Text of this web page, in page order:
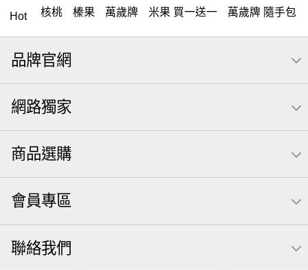
Hot 核桃 榛果 萬歲牌 米果 買一送一 萬歲牌 隨手包
開心果 堅果 可樂果 杏仁小魚 海苔 全聯 零食
無調味堅果 綜合纖果
堅穀力 薯條 全聯 素食 洋芋片 高蛋白 綜合果
栗 椒鹽
起司 南瓜子 萬歲牌; 堅果 荷卡 芋頭
三角壽司海苔
元本山 無調味綜合果 【萬歲牌】每日堅果系列
小魚
買1送1 可樂果 帆布袋 萬歲牌 米果 桶裝堅果
果乾
品牌官網
網路獨家
商品選購
會員專區
聯絡我們